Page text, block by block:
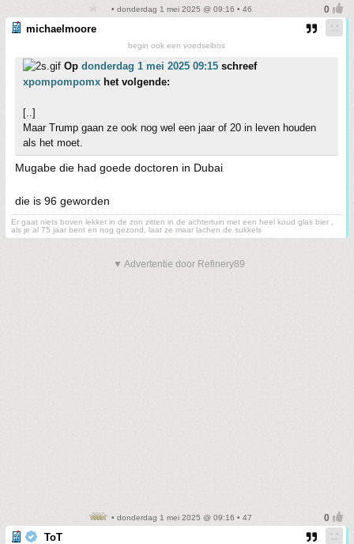
• donderdag 1 mei 2025 @ 09:16 • 46
michaelmoore
begin ook een voedselbos
Op donderdag 1 mei 2025 09:15 schreef
xpompompomx het volgende:
[..]
Maar Trump gaan ze ook nog wel een jaar of 20 in leven houden
als het moet.
Mugabe die had goede doctoren in Dubai
die is 96 geworden
Er gaat niets boven lekker in de zon zitten in de achtertuin met een heel koud glas bier ,
als je al 75 jaar bent en nog gezond, laat ze maar lachen de sukkels
▼ Advertentie door Refinery89
• donderdag 1 mei 2025 @ 09:16 • 47
ToT